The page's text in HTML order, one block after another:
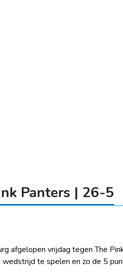
Panters | 26-5
afgelopen vrijdag tegen The
te spelen en zo de 5